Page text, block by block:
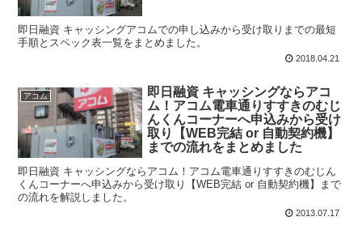
即日融資 キャッシングアコムでの申し込みから受け取りまでの最短
手順とスペック表一覧をまとめました。
2018.04.21
アコム
即日融資 キャッシングならアコ
ム！アコム電車通りすすきのむじ
んくんコーナーへ申込みから受け
取り【WEB完結 or 自動契約機】
までの流れをまとめました
即日融資 キャッシングならアコム！アコム電車通りすすきのむじん
くんコーナーへ申込みから受け取り【WEB完結 or 自動契約機】まで
の流れを解説しました。
2013.07.17